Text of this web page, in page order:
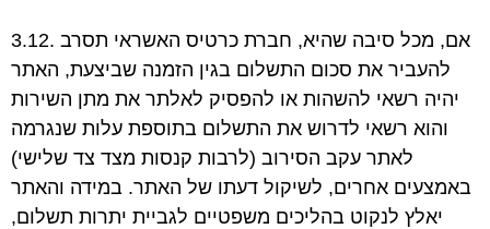
3.12. אם, מכל סיבה שהיא, חברת כרטיס האשראי תסרב
להעביר את סכום התשלום בגין הזמנה שביצעת, האתר
יהיה רשאי להשהות או להפסיק לאלתר את מתן השירות
והוא רשאי לדרוש את התשלום בתוספת עלות שנגרמה
לאתר עקב הסירוב (לרבות קנסות מצד צד שלישי)
באמצעים אחרים, לשיקול דעתו של האתר. במידה והאתר
יאלץ לנקוט בהליכים משפטיים לגביית יתרות תשלום,